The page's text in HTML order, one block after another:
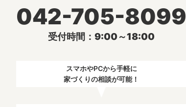
042-705-8099
受付時間：9:00～18:00
スマホやPCから手軽に
家づくりの相談が可能！